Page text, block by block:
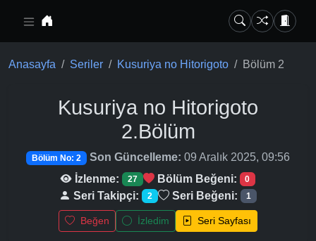
Anasayfa Seriler Kusuriya no Hitorigoto Bölüm 2
Kusuriya no Hitorigoto
2.Bölüm
Bölüm No: 2 Son Güncelleme: 09 Aralık 2025, 09:56
İzlenme:
27 Bölüm Beğeni: 0
Seri Takipçi: 2 Seri Beğeni: 1
Beğen İzledim Seri Sayfası